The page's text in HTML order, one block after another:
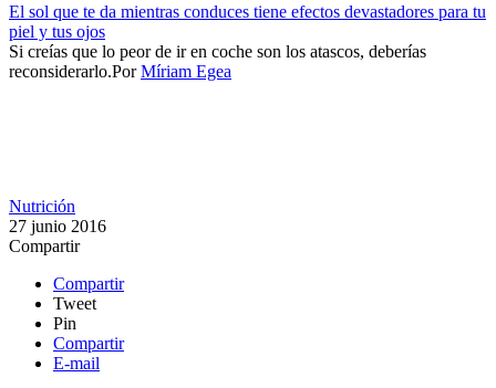
El sol que te da mientras conduces tiene efectos devastadores para tu
piel y tus ojos
Si creías que lo peor de ir en coche son los atascos, deberías
reconsiderarlo.​​PorMíriam Egea
Nutrición
27 junio 2016
Compartir
Compartir
Tweet
Pin
Compartir
E-mail